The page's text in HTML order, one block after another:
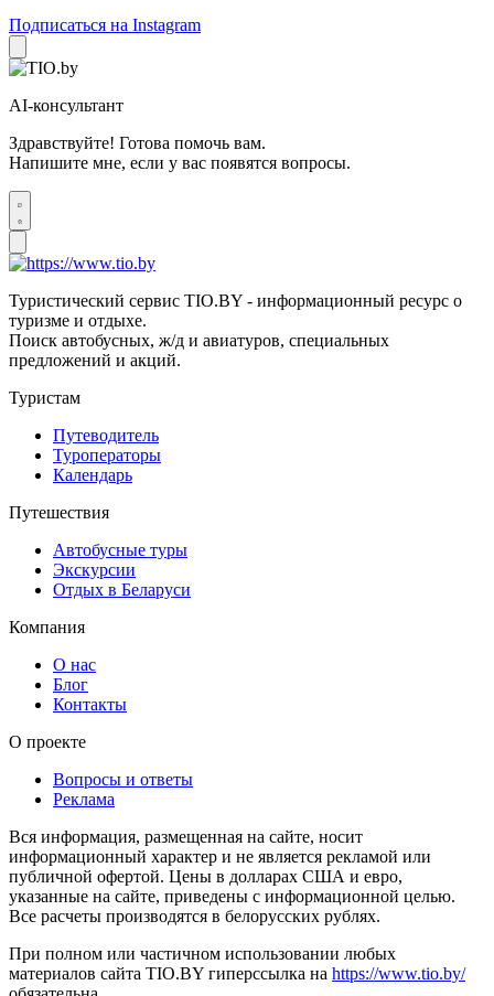
Подписаться на Instagram
AI-консультант
Здравствуйте! Готова помочь вам.
Напишите мне, если у вас появятся вопросы.
Туристический сервис TIO.BY - информационный ресурс о
туризме и отдыхе.
Поиск автобусных, ж/д и авиатуров, специальных
предложений и акций.
Туристам
Путеводитель
Туроператоры
Календарь
Путешествия
Автобусные туры
Экскурсии
Отдых в Беларуси
Компания
О нас
Блог
Контакты
О проекте
Вопросы и ответы
Реклама
Вся информация, размещенная на сайте, носит
информационный характер и не является рекламой или
публичной офертой. Цены в долларах США и евро,
указанные на сайте, приведены с информационной целью.
Все расчеты производятся в белорусских рублях.
При полном или частичном использовании любых
материалов сайта TIO.BY гиперссылка на https://www.tio.by/